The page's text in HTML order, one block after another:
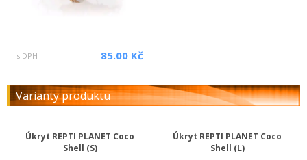
s DPH 85.00 Kč
Varianty produktu
Úkryt REPTI PLANET Coco
Shell (S)
Úkryt REPTI PLANET Coco
Shell (L)